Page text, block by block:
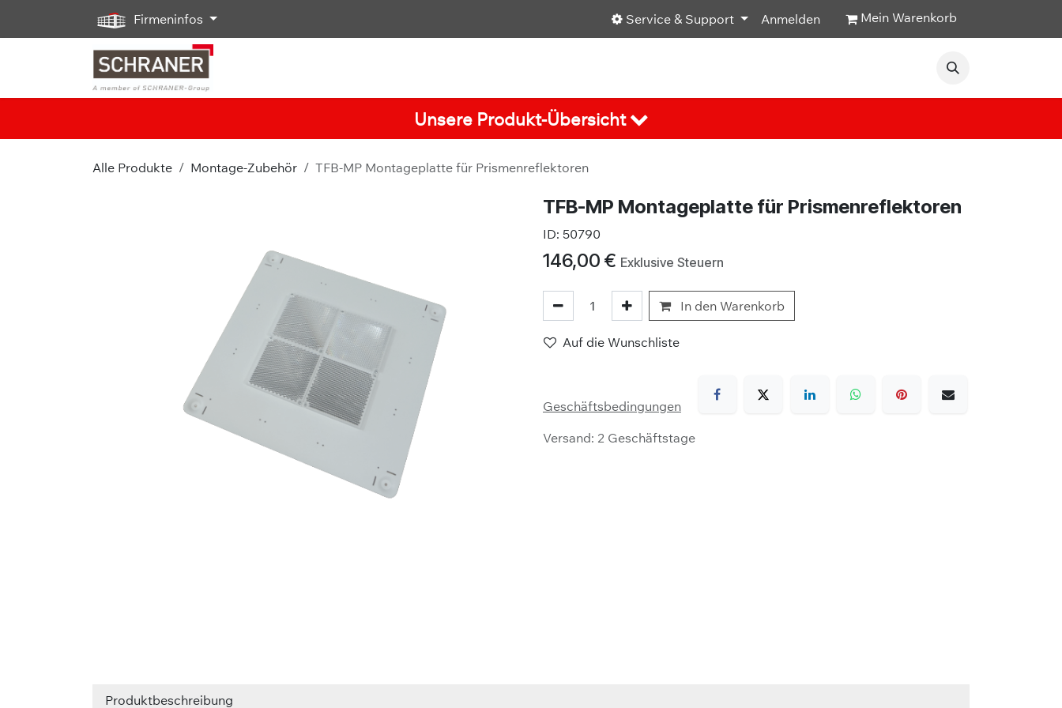
Zum Inhalt springen
Firmeninfos Service & Support Anmelden Mein Warenkorb
Unsere Produkt-Übersicht
Alle Produkte Montage-Zubehör TFB-MP Montageplatte für Prismenreflektoren
TFB-MP Montageplatte für Prismenreflektoren
ID: 50790
146,00 € Exklusive Steuern
In den Warenkorb
Auf die Wunschliste
Geschäftsbedingungen
Versand: 2 Geschäftstage
Produktbeschreibung